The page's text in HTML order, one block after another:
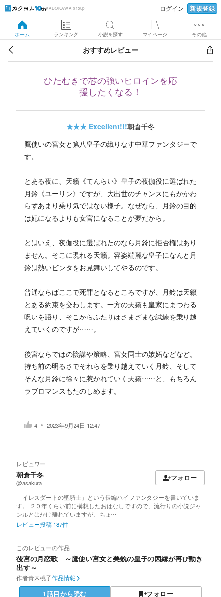
KADOKAWA Group ログイン 新規登録
ホーム ランキング 小説を探す マイページ その他
おすすめレビュー
ひたむきで芯の強いヒロインを応
援したくなる！
★★★ Excellent!!!朝倉千冬
鷹使いの宮女と第八皇子の織りなす中華ファンタジーで
す。
とある夜に、天籟《てんらい》皇子の夜伽役に選ばれた
月鈴《ユーリン》ですが、大出世のチャンスにもかかわ
らずあまり乗り気ではない様子。なぜなら、月鈴の目的
は妃になるよりも女官になることが夢だから。
とはいえ、夜伽役に選ばれたのなら月鈴に拒否権はあり
ません。そこに現れる天籟。容姿端麗な皇子になんと月
鈴は熱いビンタをお見舞いしてやるのです。
普通ならばここで死罪となるところですが、月鈴は天籟
とある約束を交わします。一方の天籟も皇家にまつわる
呪いを語り、そこからふたりはさまざまな試練を乗り越
えていくのですが……。
後宮ならではの陰謀や策略、宮女同士の嫉妬などなど。
持ち前の明るさでそれらを乗り越えていく月鈴、そして
そんな月鈴に徐々に惹かれていく天籟……と、もちろん
ラブロマンスもたのしめます。
4 2023年9月24日 12:47
レビュワー
朝倉千冬
@asakura
フォロー
「イレスダートの聖騎士」という長編ハイファンタジーを書いていま
す。 ２０年くらい前に構想したおはなしですので、流行りの小説ジャ
ンルとはかけ離れていますが、ちょ…
レビュー投稿 187件
このレビューの作品
後宮の月恋歌 ～鷹使い宮女と美貌の皇子の因縁が再び動き
出す～
作者青木桃子作品情報
1話目から読む フォロー